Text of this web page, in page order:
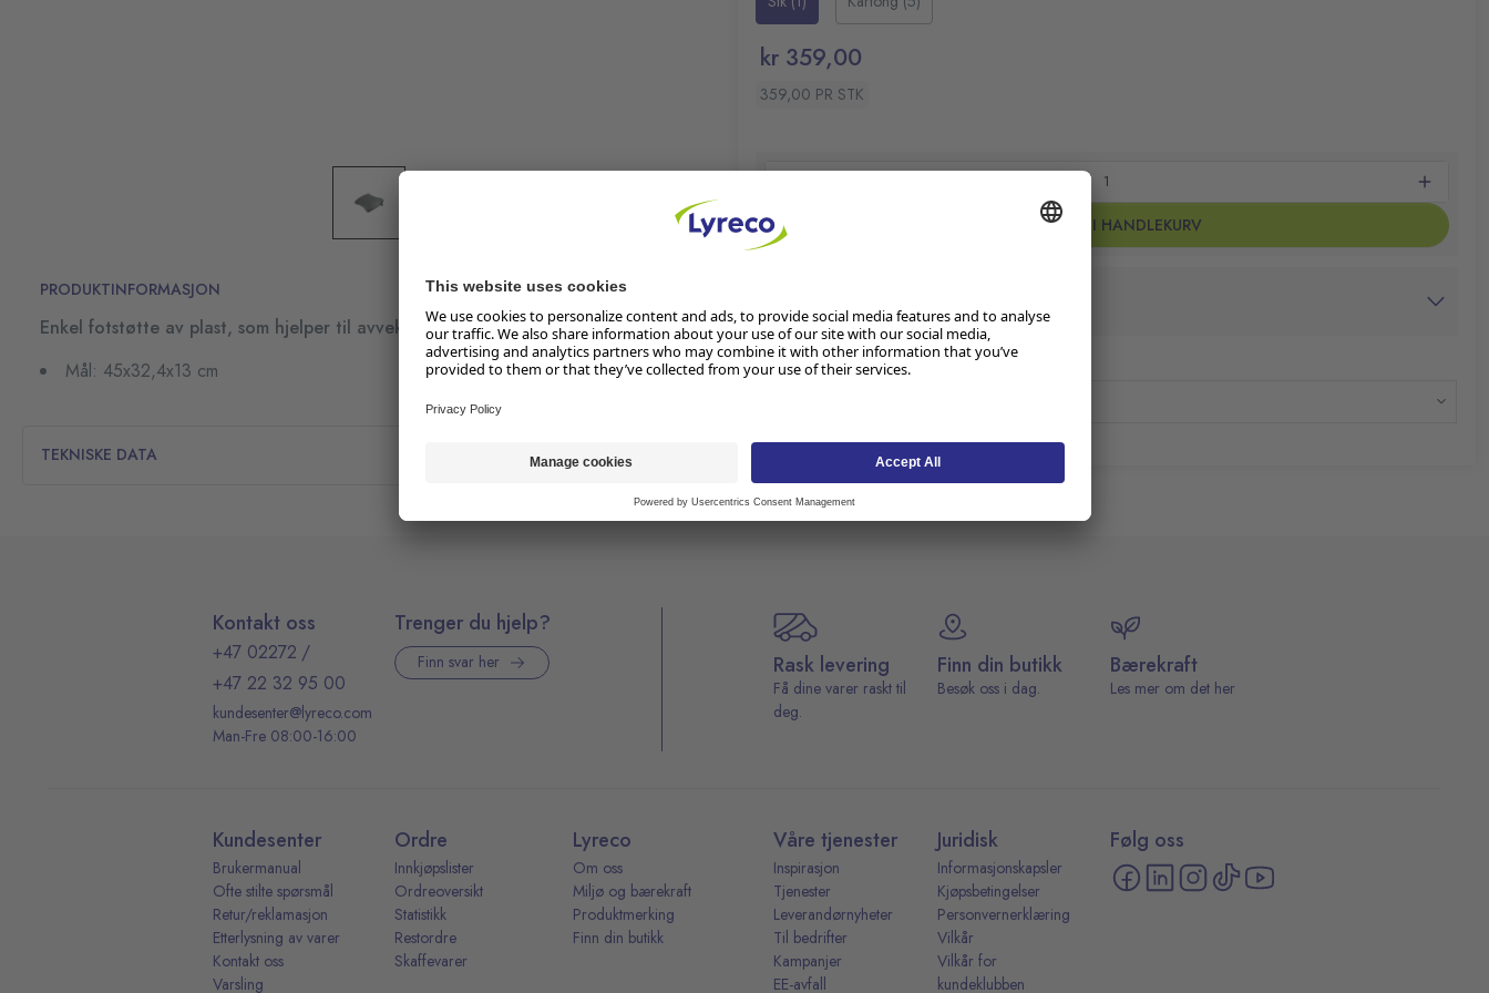
PRODUKTINFORMASJON
Enkel fotstøtte av plast, som hjelper til avvekslende benstilling i løpet av dagen.
Mål: 45x32,4x13 cm
TEKNISKE DATA
kr 359,00
359,00 PR STK
LEGG I HANDLEKURV
Les mer om produktets klimaavtrykk
På lager:26
Kontakt oss
+47 02272 /
+47 22 32 95 00
kundesenter@lyreco.com
Man-Fre 08:00-16:00
Trenger du hjelp?
Finn svar her Rask levering
Få dine varer raskt til
deg.
Finn din butikk
Besøk oss i dag.
Bærekraft
Les mer om det her
Kundesenter
Brukermanual
Ofte stilte spørsmål
Retur/reklamasjon
Etterlysning av varer
Kontakt oss
Varsling
Ordre
Innkjøpslister
Ordreoversikt
Statistikk
Restordre
Skaffevarer
Lyreco
Om oss
Miljø og bærekraft
Produktmerking
Finn din butikk
Våre tjenester
Inspirasjon
Tjenester
Leverandørnyheter
Til bedrifter
Kampanjer
EE-avfall
Juridisk
Informasjonskapsler
Kjøpsbetingelser
Personvernerklæring
Vilkår
Vilkår for
kundeklubben
Følg oss